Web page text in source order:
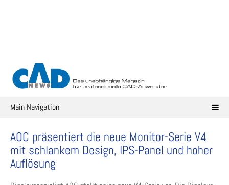
Main Navigation
AOC präsentiert die neue Monitor-Serie V4
mit schlankem Design, IPS-Panel und hoher
Auflösung